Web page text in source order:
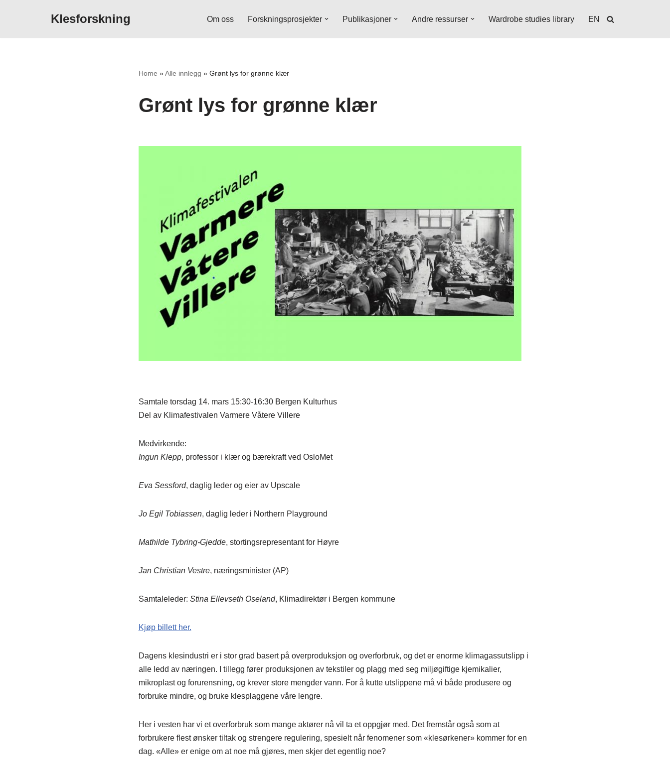
Klesforskning Om oss Forskningsprosjekter Publikasjoner Andre ressurser Wardrobe studies library EN
Home »Alle innlegg » Grønt lys for grønne klær
Grønt lys for grønne klær
Samtale torsdag 14. mars 15:30-16:30 Bergen Kulturhus
Del av Klimafestivalen Varmere Våtere Villere
Medvirkende:
Ingun Klepp, professor i klær og bærekraft ved OsloMet
Eva Sessford, daglig leder og eier av Upscale
Jo Egil Tobiassen, daglig leder i Northern Playground
Mathilde Tybring-Gjedde, stortingsrepresentant for Høyre
Jan Christian Vestre, næringsminister (AP)
Samtaleleder: Stina Ellevseth Oseland, Klimadirektør i Bergen kommune
Kjøp billett her.
Dagens klesindustri er i stor grad basert på overproduksjon og overforbruk, og det er enorme klimagassutslipp i
alle ledd av næringen. I tillegg fører produksjonen av tekstiler og plagg med seg miljøgiftige kjemikalier,
mikroplast og forurensning, og krever store mengder vann. For å kutte utslippene må vi både produsere og
forbruke mindre, og bruke klesplaggene våre lengre.
Her i vesten har vi et overforbruk som mange aktører nå vil ta et oppgjør med. Det fremstår også som at
forbrukere flest ønsker tiltak og strengere regulering, spesielt når fenomener som «klesørkener» kommer for en
dag. «Alle» er enige om at noe må gjøres, men skjer det egentlig noe?